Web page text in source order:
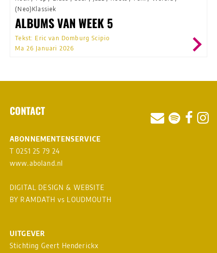
(Neo)Klassiek
ALBUMS VAN WEEK 5
Tekst: Eric van Domburg Scipio
Ma 26 Januari 2026
CONTACT
ABONNEMENTENSERVICE
T 0251 25 79 24
www.aboland.nl
DIGITAL DESIGN & WEBSITE
BY RAMDATH vs LOUDMOUTH
UITGEVER
Stichting Geert Henderickx